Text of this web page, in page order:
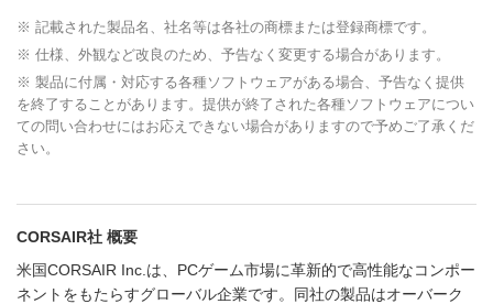
※ 記載された製品名、社名等は各社の商標または登録商標です。
※ 仕様、外観など改良のため、予告なく変更する場合があります。
※ 製品に付属・対応する各種ソフトウェアがある場合、予告なく提供
を終了することがあります。提供が終了された各種ソフトウェアについ
ての問い合わせにはお応えできない場合がありますので予めご了承くだ
さい。
CORSAIR社 概要
米国CORSAIR Inc.は、PCゲーム市場に革新的で高性能なコンポー
ネントをもたらすグローバル企業です。同社の製品はオーバーク